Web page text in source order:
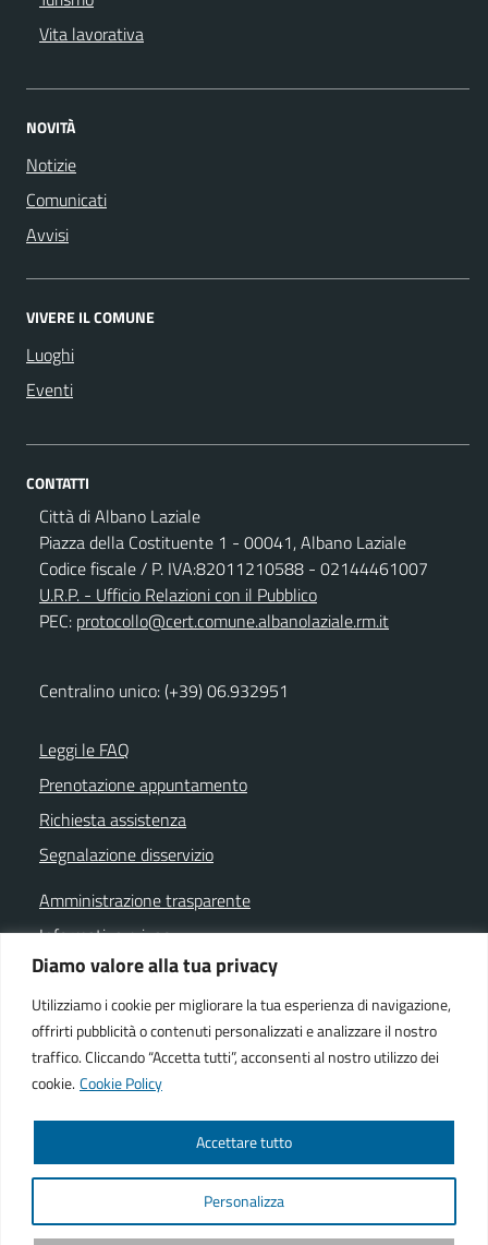
Diamo valore alla tua privacy
Utilizziamo i cookie per migliorare la tua esperienza di navigazione,
offrirti pubblicità o contenuti personalizzati e analizzare il nostro
traffico. Cliccando “Accetta tutti”, acconsenti al nostro utilizzo dei
cookie. Cookie Policy
Personalizza
Accettare tutto
Vita lavorativa
NOVITÀ
Notizie
Comunicati
Avvisi
VIVERE IL COMUNE
Luoghi
Eventi
CONTATTI
Città di Albano Laziale
Piazza della Costituente 1 - 00041, Albano Laziale
Codice fiscale / P. IVA:82011210588 - 02144461007
U.R.P. - Ufficio Relazioni con il Pubblico
PEC: protocollo@cert.comune.albanolaziale.rm.it
Centralino unico: (+39) 06.932951
Leggi le FAQ
Prenotazione appuntamento
Richiesta assistenza
Segnalazione disservizio
Amministrazione trasparente
Informativa privacy
Note legali
Dichiarazione di accessibilità
Cookie policy
Facebook istituzionale
Facebook museo civico
YouTubeTelegramWhatsapp